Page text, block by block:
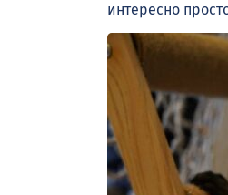
интересно